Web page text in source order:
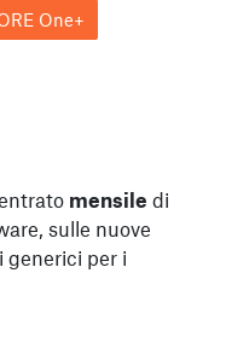
One+
mensile di
sulle nuove
generici per i